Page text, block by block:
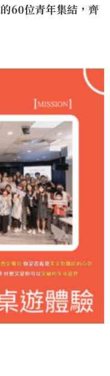
60位青年集結，齊